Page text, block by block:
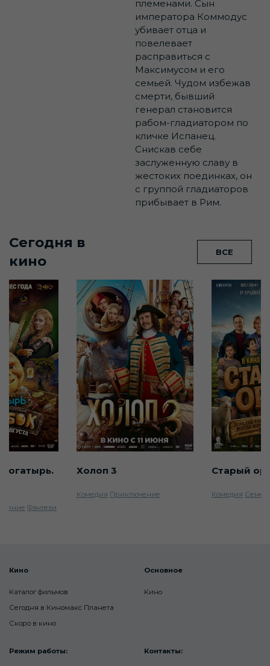
племенами. Сын
императора Коммодус
убивает отца и
повелевает
расправиться с
Максимусом и его
семьей. Чудом избежав
смерти, бывший
генерал становится
рабом-гладиатором по
кличке Испанец.
Снискав себе
заслуженную славу в
жестоких поединках, он
с группой гладиаторов
прибывает в Рим.
Сегодня в
кино
ВСЕ
Холоп 3
Комедия Приключение
Старый
Комедия
Фэнтези
Кино
Каталог фильмов
Сегодня в Киномакс Планета
Скоро в кино
Основное
Кино
Режим работы: Контакты: